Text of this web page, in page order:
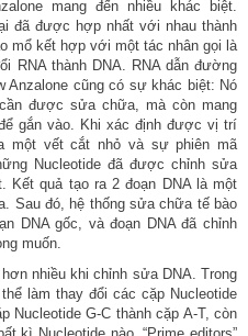
mang đến nhiều khác biệt.
đã được hợp nhất với nhau thành
mổ kết hợp với một tác nhân gọi là
RNA thành DNA. RNA dẫn đường
Anzalone cũng có sự khác biệt: Nó
được sửa chữa, mà còn mang
gắn vào. Khi xác định được vị trí
một vết cắt nhỏ và sự phiên mã
Nucleotide đã được chỉnh sửa
Kết quả tạo ra 2 đoạn DNA là một
Sau đó, hệ thống sửa chữa tế bào
DNA gốc, và đoạn DNA đã chỉnh
muốn.
nhiều khi chỉnh sửa DNA. Trong
làm thay đổi các cặp Nucleotide
Nucleotide G-C thành cặp A-T, còn